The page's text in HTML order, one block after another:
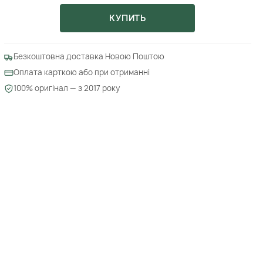
КУПИТЬ
Безкоштовна доставка Новою Поштою
Оплата карткою або при отриманні
100% оригінал — з 2017 року